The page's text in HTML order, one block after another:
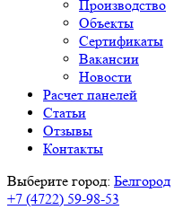
Производство
Объекты
Сертификаты
Вакансии
Новости
Расчет панелей
Статьи
Отзывы
Контакты
Выберите город: Белгород
+7 (4722) 59-98-53